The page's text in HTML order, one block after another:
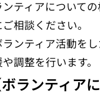
ンティアについて
相談ください。
ランティア活動を
調整を行います。
ボランティア